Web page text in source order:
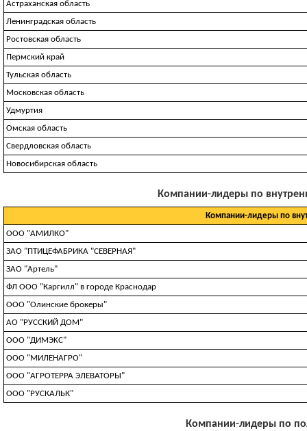
Астраханская область
Ленинградская область
Ростовская область
Пермский край
Тульская область
Московская область
Удмуртия
Омская область
Свердловская область
Новосибирская область
Компании-лидеры по
Компании-лидеры по
ООО "АМИЛКО"
ЗАО "ПТИЦЕФАБРИКА "СЕВЕРНАЯ"
ЗАО "Артель"
ФЛ ООО "Каргилл" в городе Краснодар
ООО "Олинские брокеры"
АО "РУССКИЙ ДОМ"
OOO "ДИMЭKC"
ООО "МИЛЕНАГРО"
OOO "AГPOTEPPA ЭЛEBATOPЫ"
ООО "РУСКАЛЬК"
Компании-лидеры по